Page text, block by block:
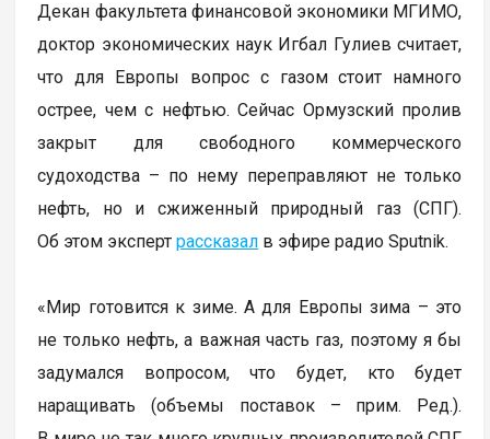
Декан факультета финансовой экономики МГИМО,
доктор экономических наук Игбал Гулиев считает,
что для Европы вопрос с газом стоит намного
острее, чем с нефтью. Сейчас Ормузский пролив
закрыт для свободного коммерческого
судоходства – по нему переправляют не только
нефть, но и сжиженный природный газ (СПГ).
Об этом экспертрассказал в эфире радио Sputnik.
«Мир готовится к зиме. А для Европы зима – это
не только нефть, а важная часть газ, поэтому я бы
задумался вопросом, что будет, кто будет
наращивать (объемы поставок – прим. Ред.).